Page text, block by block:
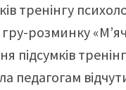
тренінгу
розминку
підсумків
педагогам